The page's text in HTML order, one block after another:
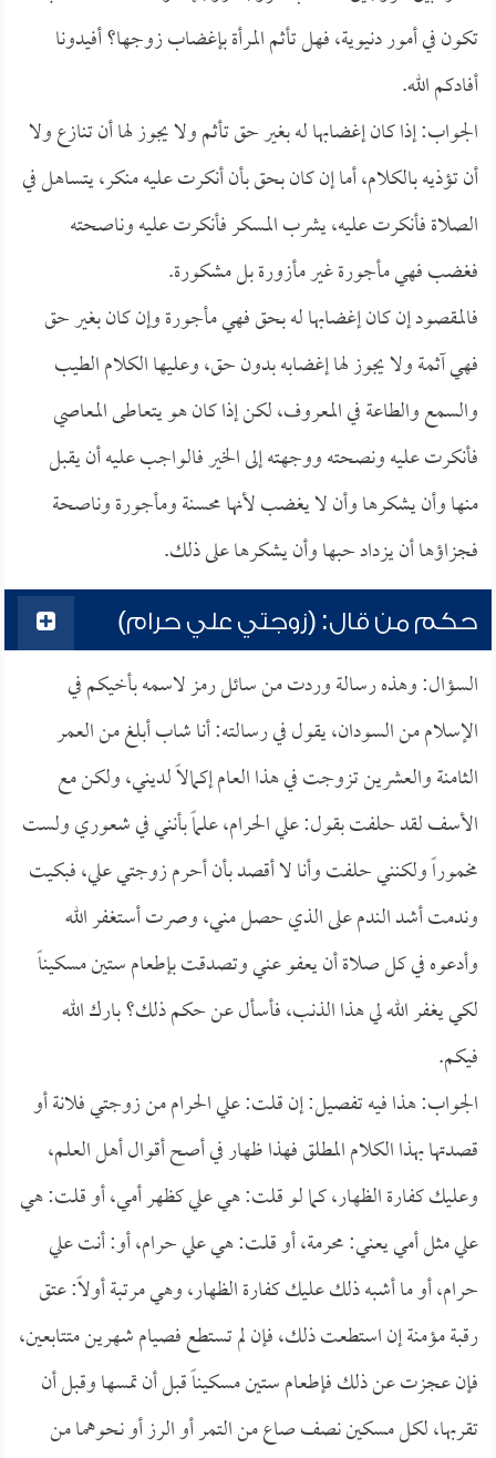
تكون في أمور دنيوية، فهل تأثم المرأة بإغضاب زوجها؟ أفيدونا
أفادكم الله.
الجواب: إذا كان إغضابها له بغير حق تأثم ولا يجوز لها أن تنازع ولا
أن تؤذيه بالكلام، أما إن كان بحق بأن أنكرت عليه منكر، يتساهل في
الصلاة فأنكرت عليه، يشرب المسكر فأنكرت عليه وناصحته
فغضب فهي مأجورة غير مأزورة بل مشكورة.
فالمقصود إن كان إغضابها له بحق فهي مأجورة وإن كان بغير حق
فهي آثمة ولا يجوز لها إغضابه بدون حق، وعليها الكلام الطيب
والسمع والطاعة في المعروف، لكن إذا كان هو يتعاطى المعاصي
فأنكرت عليه ونصحته ووجهته إلى الخير فالواجب عليه أن يقبل
منها وأن يشكرها وأن لا يغضب لأنها محسنة ومأجورة وناصحة
فجزاؤها أن يزداد حبها وأن يشكرها على ذلك.
حكم من قال: (زوجتي علي حرام)
السؤال: وهذه رسالة وردت من سائل رمز لاسمه بأخيكم في
الإسلام من السودان، يقول في رسالته: أنا شاب أبلغ من العمر
الثامنة والعشرين تزوجت في هذا العام إكمالاً لديني، ولكن مع
الأسف لقد حلفت بقول: علي الحرام، علماً بأنني في شعوري ولست
مخموراً ولكنني حلفت وأنا لا أقصد بأن أحرم زوجتي علي، فبكيت
وندمت أشد الندم على الذي حصل مني، وصرت أستغفر الله
وأدعوه في كل صلاة أن يعفو عني وتصدقت بإطعام ستين مسكيناً
لكي يغفر الله لي هذا الذنب، فأسأل عن حكم ذلك؟ بارك الله
فيكم.
الجواب: هذا فيه تفصيل: إن قلت: علي الحرام من زوجتي فلانة أو
قصدتها بهذا الكلام المطلق فهذا ظهار في أصح أقوال أهل العلم،
وعليك كفارة الظهار، كما لو قلت: هي علي كظهر أمي، أو قلت: هي
علي مثل أمي يعني: محرمة، أو قلت: هي علي حرام، أو: أنت علي
حرام، أو ما أشبه ذلك عليك كفارة الظهار، وهي مرتبة أولاً: عتق
رقبة مؤمنة إن استطعت ذلك، فإن لم تستطع فصيام شهرين متتابعين،
فإن عجزت عن ذلك فإطعام ستين مسكيناً قبل أن تمسها وقبل أن
تقربها، لكل مسكين نصف صاع من التمر أو الرز أو نحوهما من